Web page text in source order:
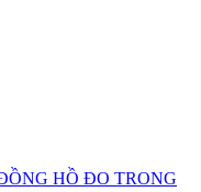
HỒ ĐO TRONG